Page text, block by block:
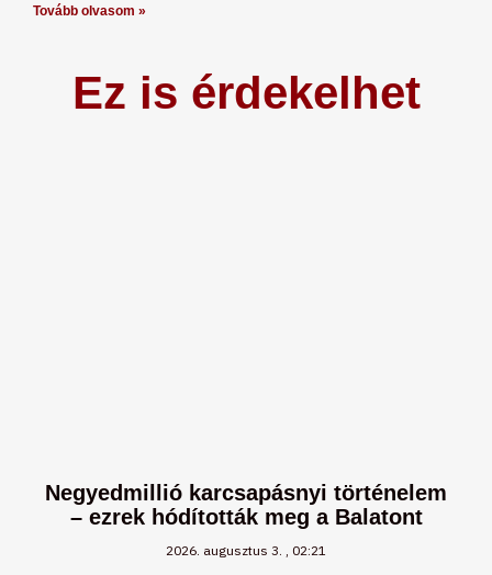
Tovább olvasom »
Ez is érdekelhet
Negyedmillió karcsapásnyi történelem
– ezrek hódították meg a Balatont
2026. augusztus 3. 02:21